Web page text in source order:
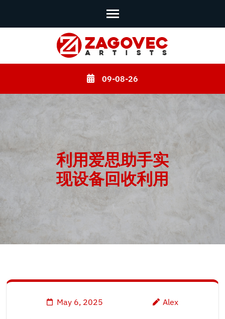
content
Enter)
09-08-26
利用爱思助手实
现设备回收利用
May 6, 2025 Alex